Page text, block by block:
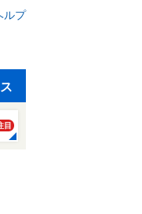
ルプ
目